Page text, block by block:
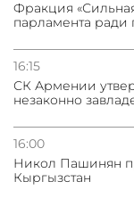
Фракция
парламента ради
16:15
СК Армении
незаконно
16:00
Никол Пашинян
Кыргызстан